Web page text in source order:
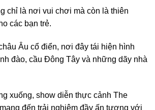
chỉ là nơi vui chơi mà còn là thiên
các bạn trẻ.
Âu cổ điển, nơi đây tái hiện hình
đào, cầu Đông Tây và những dãy nhà
xuống, show diễn thực cảnh The
đến trải nghiệm đầy ấn tượng với